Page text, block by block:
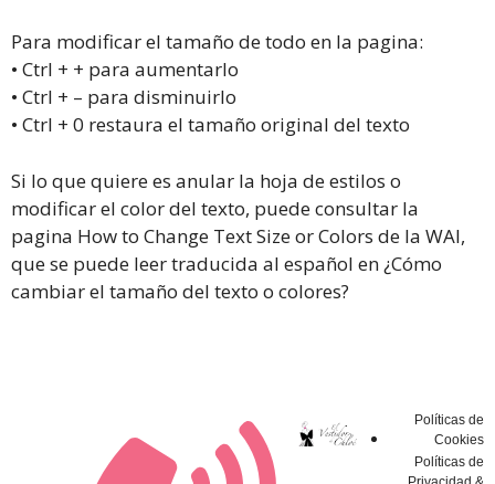
Para modificar el tamaño de todo en la pagina:
• Ctrl + + para aumentarlo
• Ctrl + – para disminuirlo
• Ctrl + 0 restaura el tamaño original del texto
Si lo que quiere es anular la hoja de estilos o
modificar el color del texto, puede consultar la
pagina How to Change Text Size or Colors de la WAI,
que se puede leer traducida al español en ¿Cómo
cambiar el tamaño del texto o colores?
Políticas de
Cookies
Políticas de